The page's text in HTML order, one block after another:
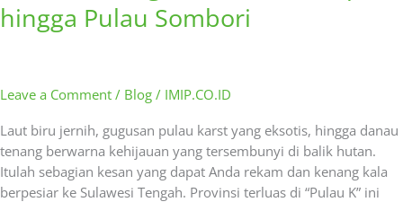
hingga Pulau Sombori
Leave a Comment / Blog / IMIP.CO.ID
Laut biru jernih, gugusan pulau karst yang eksotis, hingga danau
tenang berwarna kehijauan yang tersembunyi di balik hutan.
Itulah sebagian kesan yang dapat Anda rekam dan kenang kala
berpesiar ke Sulawesi Tengah. Provinsi terluas di “Pulau K” ini